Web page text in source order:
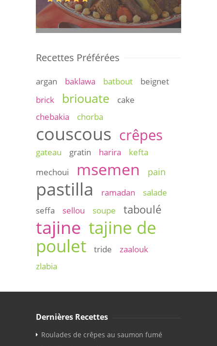
Recettes Préférées
argan baklawa batbout
beignet
brick
briouate
cake
chebakia
chorba
couscous crêpes
gateau gratin harira
kefta
mechoui
msemen pain
pastilla ramadan
salade
seffa
sellou soupe taboulé
tajine tajine de
poulet
tride
zaalouk
zlabia
Dernières Recettes
Roulades de crêpes au saumon fumé